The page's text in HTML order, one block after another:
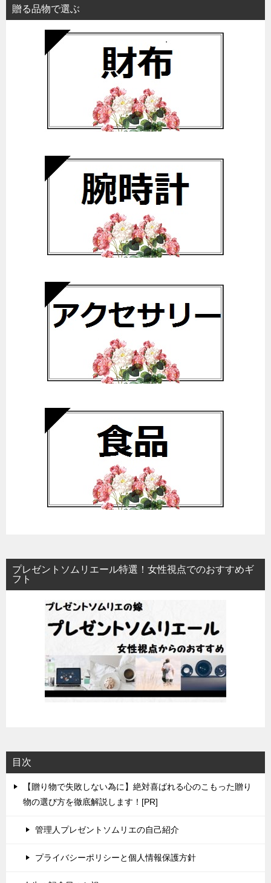
贈る品物で選ぶ
プレゼントソムリエール特選！女性視点でのおすすめギ
フト
目次
【贈り物で失敗しない為に】絶対喜ばれる心のこもった贈り
物の選び方を徹底解説します！[PR]
管理人プレゼントソムリエの自己紹介
プライバシーポリシーと個人情報保護方針